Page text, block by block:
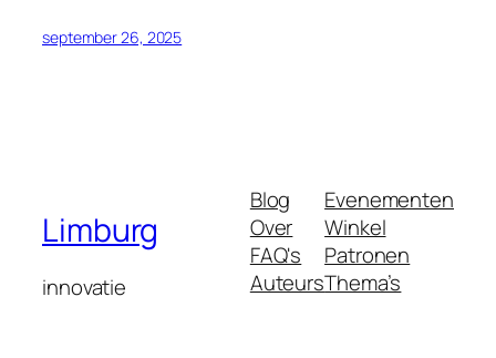
september 26, 2025
Limburg
innovatie
Blog
Over
FAQ's
Auteurs
Evenementen
Winkel
Patronen
Thema’s